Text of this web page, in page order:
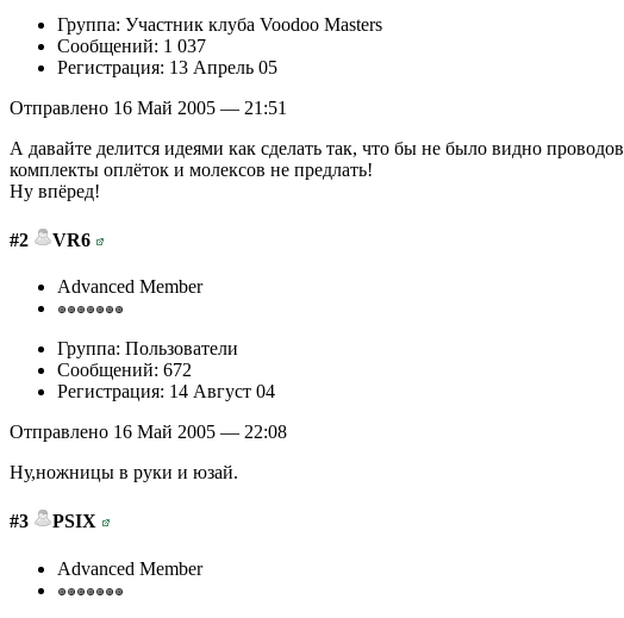
Группа: Участник клуба Voodoo Masters
Сообщений: 1 037
Регистрация: 13 Апрель 05
Отправлено 16 Май 2005 — 21:51
А давайте делится идеями как сделать так, что бы не было видно
комплекты оплёток и молексов не предлать!
Ну впёред!
#2 VR6
Advanced Member
Группа: Пользователи
Сообщений: 672
Регистрация: 14 Август 04
Отправлено 16 Май 2005 — 22:08
Ну,ножницы в руки и юзай.
#3 PSIX
Advanced Member